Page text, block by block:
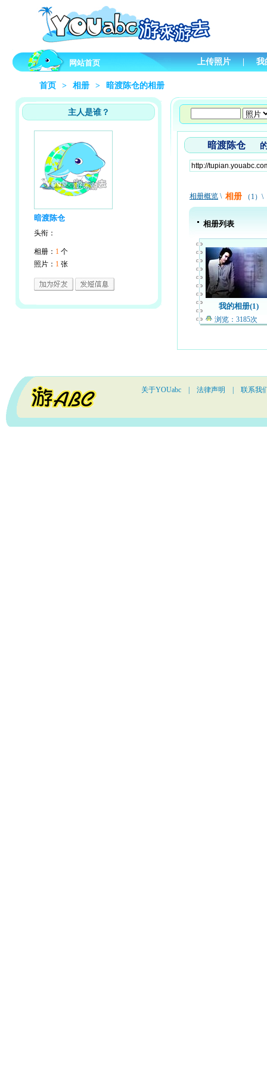
网站首页 上传照片 | 我
首页 > 相册 > 暗渡陈仓的相册
主人是谁？
暗渡陈仓
头衔：
相册： 1 个
照片： 1 张
暗渡陈仓
相册概览 \ 相册 （1）\
相册列表
我的相册(1)
浏览：3185次
关于YOUabc 法律声明 联系我